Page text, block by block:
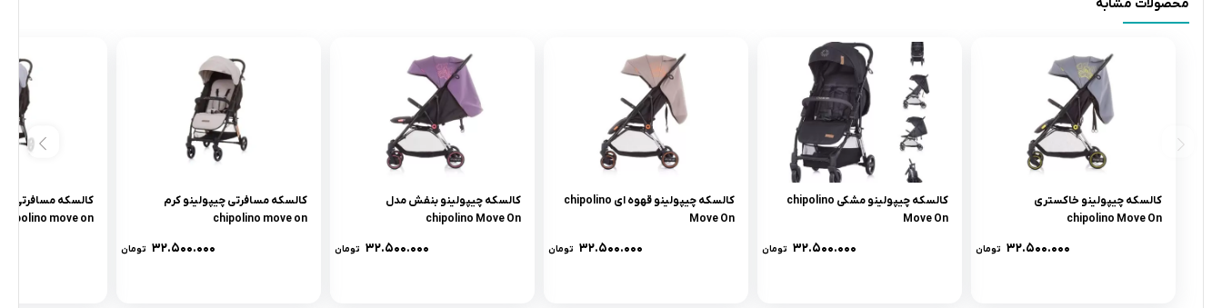
محصولات مشابه
کالسکه چیپولینو خاکستری
chipolino Move On
۳۲.۵۰۰.۰۰۰ تومان
کالسکه چیپولینو مشکی chipolino
Move On
۳۲.۵۰۰.۰۰۰ تومان
کالسکه چیپولینو قهوه ای chipolino
Move On
۳۲.۵۰۰.۰۰۰ تومان
کالسکه چیپولینو بنفش مدل
chipolino Move On
۳۲.۵۰۰.۰۰۰ تومان
کالسکه مسافرتی چیپولینو کرم
chipolino move on
۳۲.۵۰۰.۰۰۰ تومان
کالسکه مسافرتی
move on